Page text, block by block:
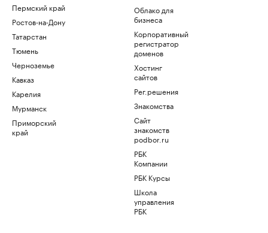
Пермский край
Ростов-на-Дону
Татарстан
Тюмень
Черноземье
Кавказ
Карелия
Мурманск
Приморский
край
Облако для
бизнеса
Корпоративный
регистратор
доменов
Хостинг
сайтов
Рег.решения
Знакомства
Сайт
знакомств
podbor.ru
РБК
Компании
РБК Курсы
Школа
управления
РБК